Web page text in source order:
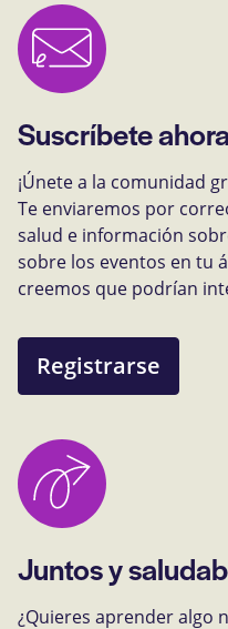
Suscríbete
¡Únete a la comunidad
Te enviaremos por
salud e información
sobre los eventos en tu
creemos que podrían
Registrarse
Juntos y
¿Quieres aprender algo